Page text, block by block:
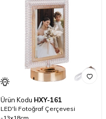
Ürün Kodu HXY-161
LED'li Fotoğraf Çerçevesi
-13x18cm